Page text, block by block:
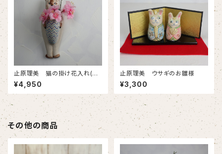
止原理美 猫の掛け花入れ(シ
ャム猫)
¥4,950
止原理美 ウサギのお雛様
¥3,300
その他の商品